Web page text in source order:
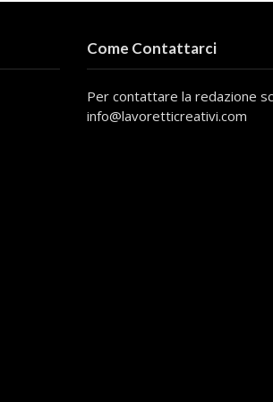
Come Contattarci
Per contattare la redazione
info@lavoretticreativi.com